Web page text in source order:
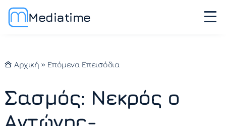
Mediatime
Αρχική » Επόμενα Επεισόδια
Σασμός: Νεκρός ο